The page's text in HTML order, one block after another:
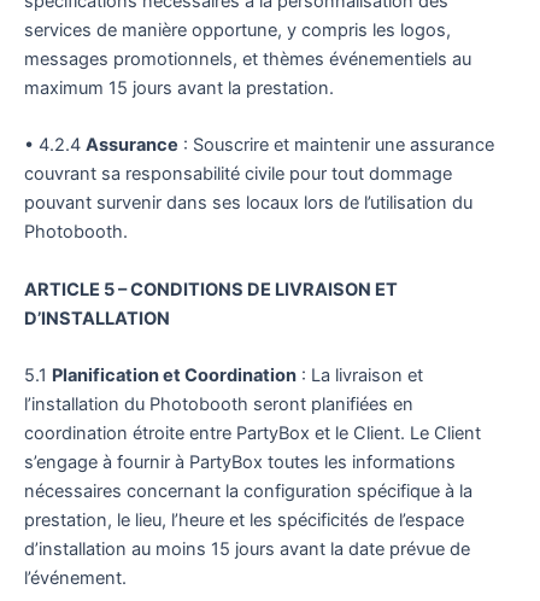
services de manière opportune, y compris les logos,
messages promotionnels, et thèmes événementiels au
maximum 15 jours avant la prestation.
• 4.2.4 Assurance : Souscrire et maintenir une assurance
couvrant sa responsabilité civile pour tout dommage
pouvant survenir dans ses locaux lors de l’utilisation du
Photobooth.
ARTICLE 5 – CONDITIONS DE LIVRAISON ET
D’INSTALLATION
5.1 Planification et Coordination : La livraison et
l’installation du Photobooth seront planifiées en
coordination étroite entre PartyBox et le Client. Le Client
s’engage à fournir à PartyBox toutes les informations
nécessaires concernant la configuration spécifique à la
prestation, le lieu, l’heure et les spécificités de l’espace
d’installation au moins 15 jours avant la date prévue de
l’événement.